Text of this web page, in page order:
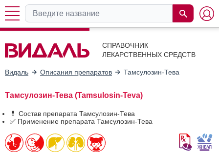
СПРАВОЧНИК
ЛЕКАРСТВЕННЫХ СРЕДСТВ
Видаль Описания препаратов Тамсулозин-Тева
Тамсулозин-Тева (Tamsulosin-Teva)
💊 Состав препарата Тамсулозин-Тева
✅ Применение препарата Тамсулозин-Тева